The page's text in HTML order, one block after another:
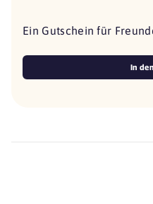
Ein Gutschein für
In